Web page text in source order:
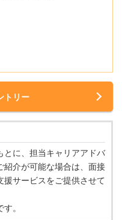
トリー
とに、担当キャリアアドバ
紹介が可能な場合は、面接
サービスをご提供させて
。